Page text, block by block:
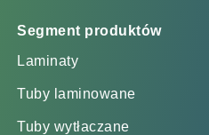
Segment produktów
Laminaty
Tuby laminowane
Tuby wytłaczane